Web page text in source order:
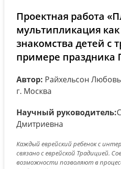
Проектная работа
мультипликация
знакомства детей с
примере праздника
Автор: Райхельсон
г. Москва
Научный руководитель:
Дмитриевна
Каждый еврейский ребенок с
связано с еврейской Традицией.
возможности позволяют в